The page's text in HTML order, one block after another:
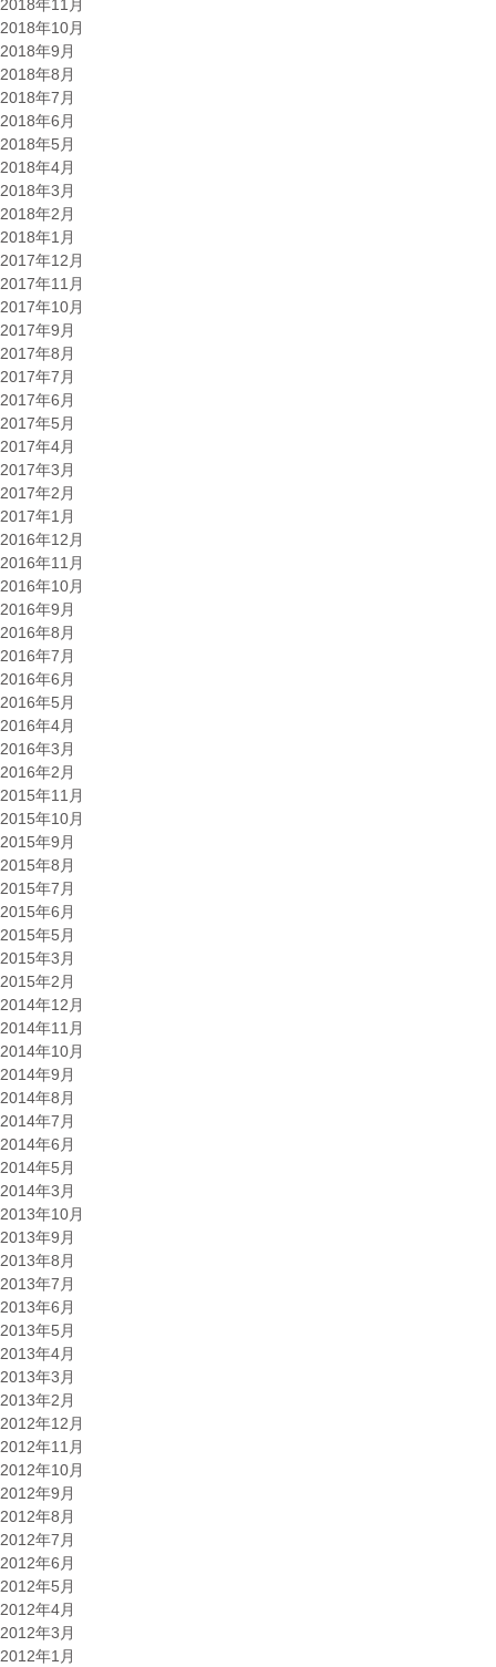
2018年11月
2018年10月
2018年9月
2018年8月
2018年7月
2018年6月
2018年5月
2018年4月
2018年3月
2018年2月
2018年1月
2017年12月
2017年11月
2017年10月
2017年9月
2017年8月
2017年7月
2017年6月
2017年5月
2017年4月
2017年3月
2017年2月
2017年1月
2016年12月
2016年11月
2016年10月
2016年9月
2016年8月
2016年7月
2016年6月
2016年5月
2016年4月
2016年3月
2016年2月
2015年11月
2015年10月
2015年9月
2015年8月
2015年7月
2015年6月
2015年5月
2015年3月
2015年2月
2014年12月
2014年11月
2014年10月
2014年9月
2014年8月
2014年7月
2014年6月
2014年5月
2014年3月
2013年10月
2013年9月
2013年8月
2013年7月
2013年6月
2013年5月
2013年4月
2013年3月
2013年2月
2012年12月
2012年11月
2012年10月
2012年9月
2012年8月
2012年7月
2012年6月
2012年5月
2012年4月
2012年3月
2012年1月